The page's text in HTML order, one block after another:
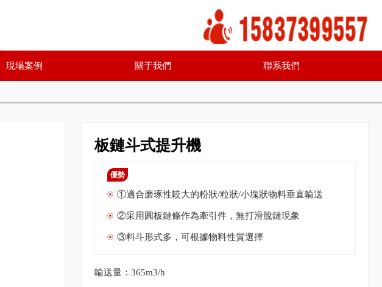
現場案例 關于我們 聯系我們
板鏈斗式提升機
優勢
①適合磨琢性較大的粉狀/粒狀/小塊狀物料垂直輸送
②采用圓板鏈條作為牽引件，無打滑脫鏈現象
③料斗形式多，可根據物料性質選擇
輸送量：365m3/h